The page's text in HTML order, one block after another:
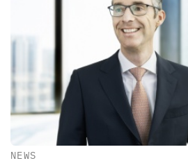
NEWS